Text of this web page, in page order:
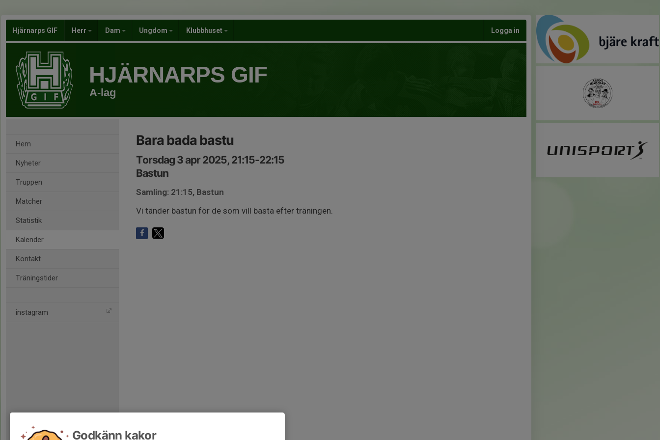
Hjärnarps GIF Herr Dam Ungdom Klubbhuset Logga in
HJÄRNARPS GIF
A-lag
Hem
Nyheter
Truppen
Matcher
Statistik
Kalender
Kontakt
Träningstider
instagram
Bara bada bastu
Torsdag 3 apr 2025, 21:15-22:15
Bastun
Samling: 21:15, Bastun
Vi tänder bastun för de som vill basta efter träningen.
Godkänn kakor